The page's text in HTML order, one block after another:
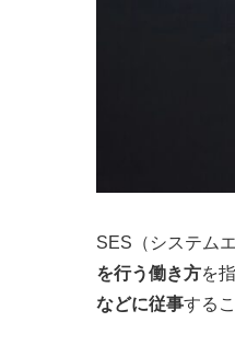
SES（システム
を行う働き方を
などに従事する